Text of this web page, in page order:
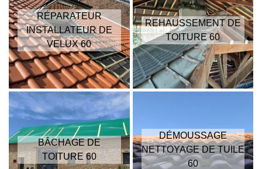
RÉPARATEUR
INSTALLATEUR DE
VELUX 60
REHAUSSEMENT DE
TOITURE 60
BÂCHAGE DE
TOITURE 60
DÉMOUSSAGE
NETTOYAGE DE TUILE
60